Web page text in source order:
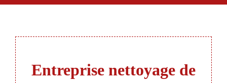
Entreprise nettoyage de